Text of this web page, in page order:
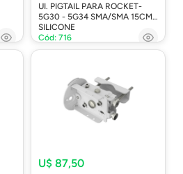
UI. PIGTAIL PARA ROCKET-
5G30 - 5G34 SMA/SMA 15CM
SILICONE
Cód: 716
U$ 87,50